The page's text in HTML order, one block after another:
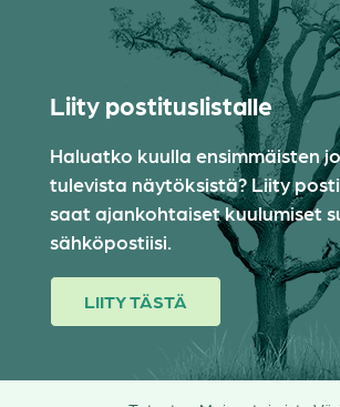
Liity postituslistalle
Haluatko kuulla ensimmäisten
tulevista näytöksistä? Liity
saat ajankohtaiset kuulumiset
sähköpostiisi.
LIITY TÄSTÄ